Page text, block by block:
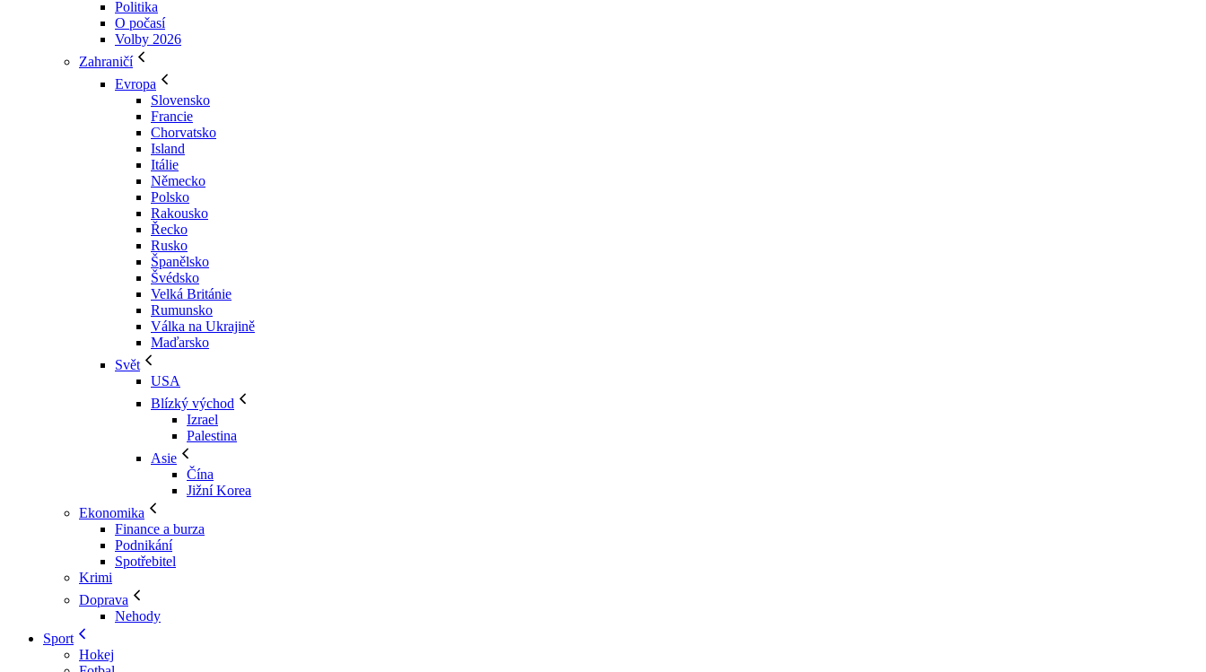
Politika
O počasí
Volby 2026
Zahraničí
Evropa
Slovensko
Francie
Chorvatsko
Island
Itálie
Německo
Polsko
Rakousko
Řecko
Rusko
Španělsko
Švédsko
Velká Británie
Rumunsko
Válka na Ukrajině
Maďarsko
Svět
USA
Blízký východ
Izrael
Palestina
Asie
Čína
Jižní Korea
Ekonomika
Finance a burza
Podnikání
Spotřebitel
Krimi
Doprava
Nehody
Sport
Hokej